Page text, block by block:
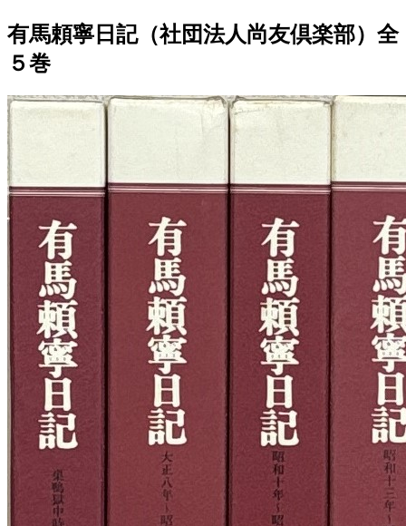
有馬頼寧日記（社団法人尚友倶楽部）全
５巻